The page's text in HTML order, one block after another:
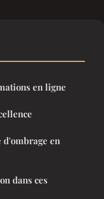
en ligne
d'ombrage en
dans ces